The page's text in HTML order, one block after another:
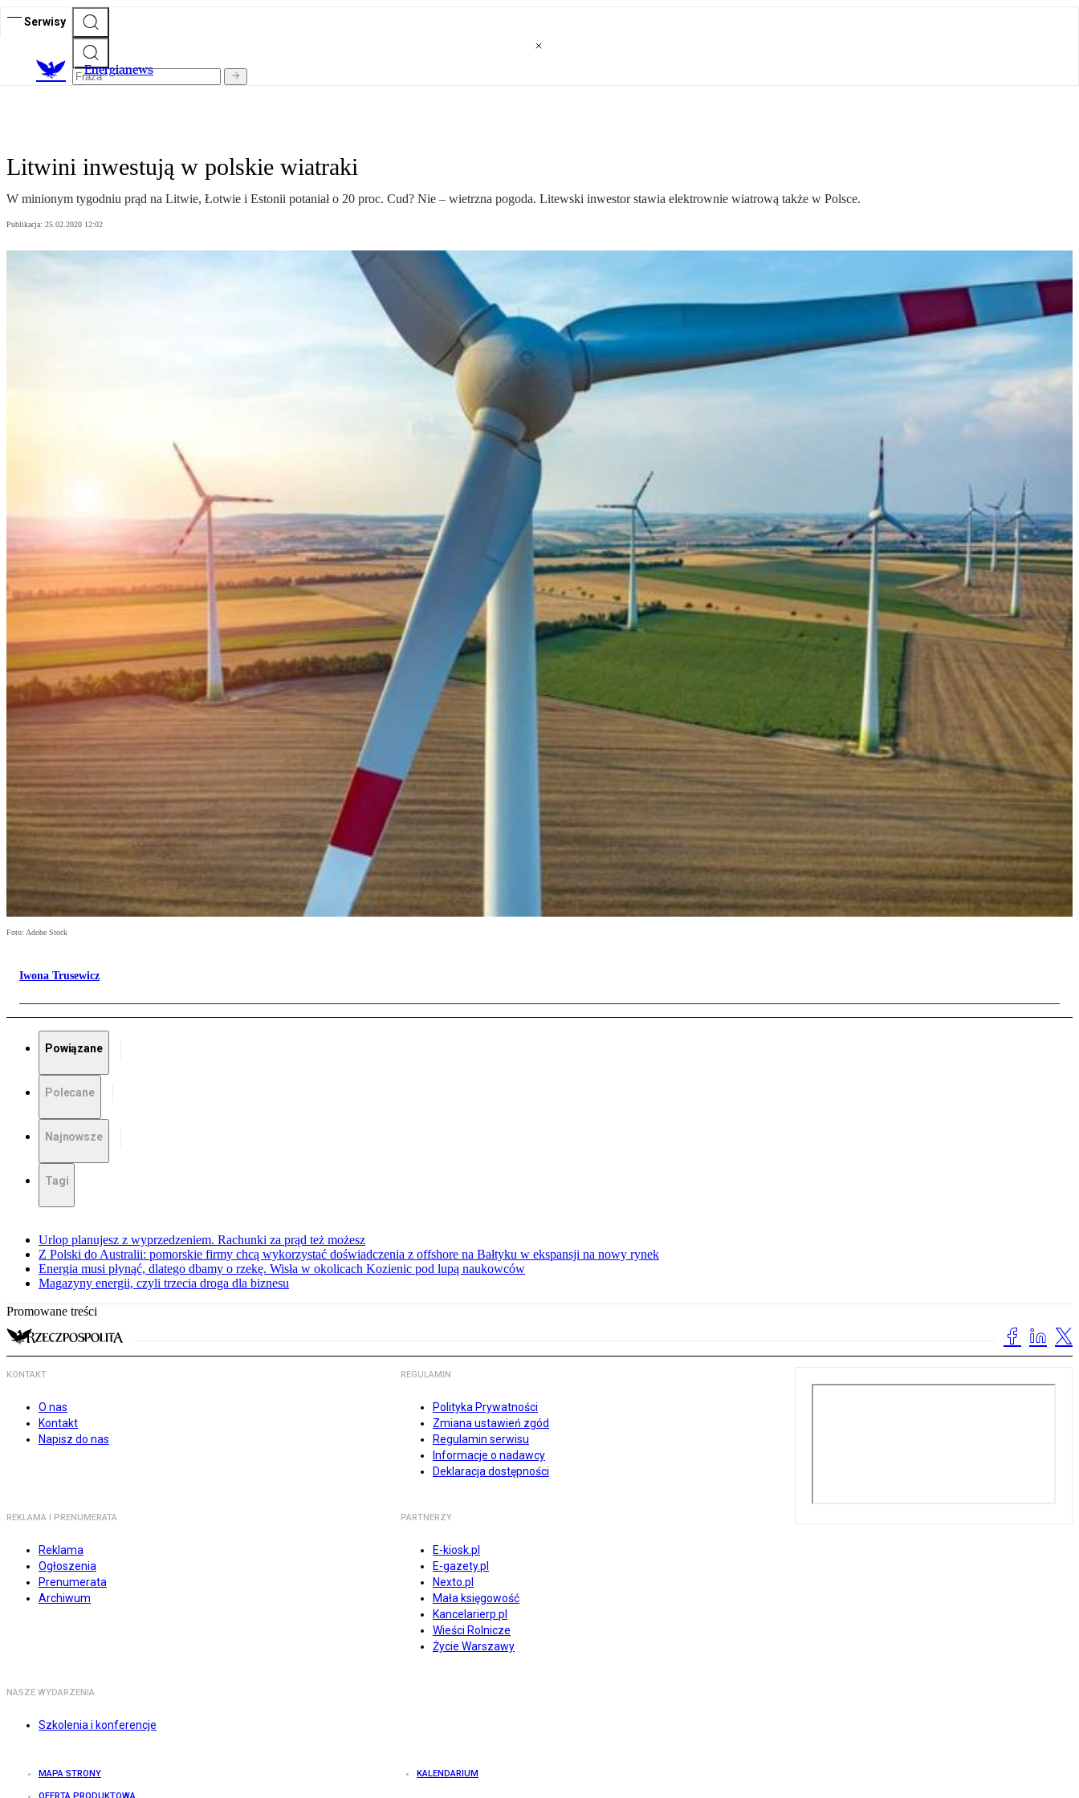
Serwisy
Energianews
Litwini inwestują w polskie wiatraki
W minionym tygodniu prąd na Litwie, Łotwie i Estonii potaniał o 20 proc. Cud? Nie – wietrzna pogoda. Litewski inwestor stawia elektrownie wiatrową także w Polsce.
Publikacja: 25.02.2020 12:02
Foto: Adobe Stock
Iwona Trusewicz
Powiązane
Polecane
Najnowsze
Tagi
Urlop planujesz z wyprzedzeniem. Rachunki za prąd też możesz
Z Polski do Australii: pomorskie firmy chcą wykorzystać doświadczenia z offshore na Bałtyku w ekspansji na nowy rynek
Energia musi płynąć, dlatego dbamy o rzekę. Wisła w okolicach Kozienic pod lupą naukowców
Magazyny energii, czyli trzecia droga dla biznesu
Promowane treści
KONTAKT
O nas
Kontakt
Napisz do nas
REGULAMIN
Polityka Prywatności
Zmiana ustawień zgód
Regulamin serwisu
Informacje o nadawcy
Deklaracja dostępności
REKLAMA I PRENUMERATA
Reklama
Ogłoszenia
Prenumerata
Archiwum
PARTNERZY
E-kiosk.pl
E-gazety.pl
Nexto.pl
Mała księgowość
Kancelarierp.pl
Wieści Rolnicze
Życie Warszawy
NASZE WYDARZENIA
Szkolenia i konferencje
MAPA STRONY KALENDARIUM